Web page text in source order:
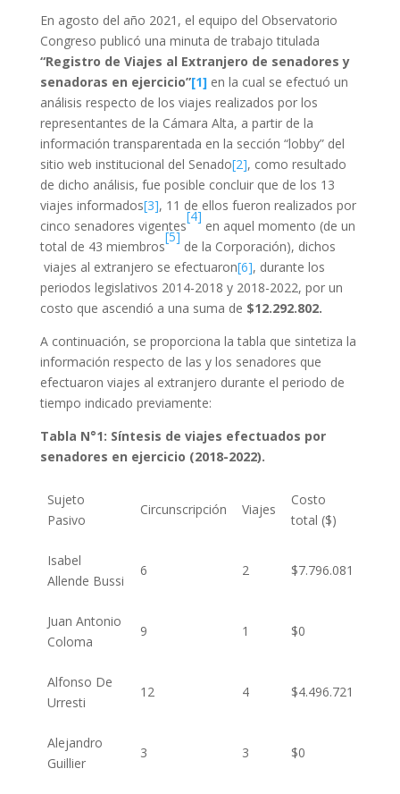
En agosto del año 2021, el equipo del Observatorio
Congreso publicó una minuta de trabajo titulada
“Registro de Viajes al Extranjero de senadores y
senadoras en ejercicio”[1]en la cual se efectuó un
análisis respecto de los viajes realizados por los
representantes de la Cámara Alta, a partir de la
información transparentada en la sección “lobby” del
sitio web institucional del Senado[2], como resultado
de dicho análisis, fue posible concluir que de los 13
viajes informados[3], 11 de ellos fueron realizados por
cinco senadores vigentes
[4]
en aquel momento (de un
total de 43 miembros
[5]
de la Corporación), dichos
viajes al extranjero se efectuaron[6], durante los
periodos legislativos 2014-2018 y 2018-2022, por un
costo que ascendió a una suma de $12.292.802.
A continuación, se proporciona la tabla que sintetiza la
información respecto de las y los senadores que
efectuaron viajes al extranjero durante el periodo de
tiempo indicado previamente:
Tabla N°1: Síntesis de viajes efectuados por
senadores en ejercicio (2018-2022).
Sujeto
Pasivo
Circunscripción Viajes
Costo
total ($)
Isabel
Allende Bussi
6 2 $7.796.081
Juan Antonio
Coloma
9 1 $0
Alfonso De
Urresti
12 4 $4.496.721
Alejandro
Guillier
3 3 $0